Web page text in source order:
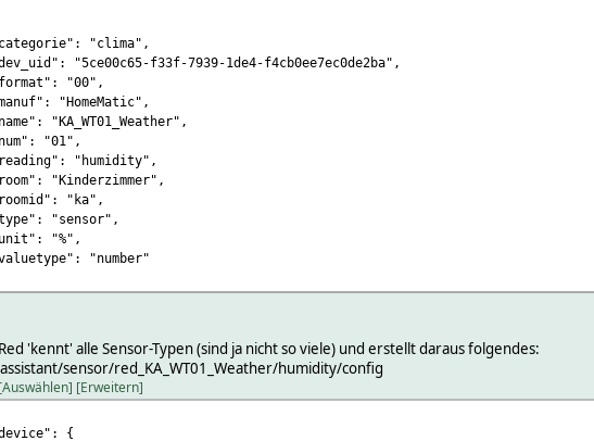
"clima",
"5ce00c65-f33f-7939-1de4-f4cb0ee7ec0de2ba",
"00",
"HomeMatic",
"KA_WT01_Weather",
"01",
"humidity",
"Kinderzimmer",
"ka",
"sensor",
"%",
"number"
'kennt' alle Sensor-Typen (sind ja nicht so viele) und erstellt daraus folgendes:
sensor/red_KA_WT01_Weather/humidity/config
Auswählen Erweitern
{